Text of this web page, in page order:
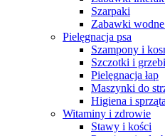
Szarpaki
Zabawki
Pielęgnacja psa
Szampony i
Szczotki i
Pielęgnacja łap
Maszynki do
Higiena i
Witaminy i zdrowie
Stawy i kości